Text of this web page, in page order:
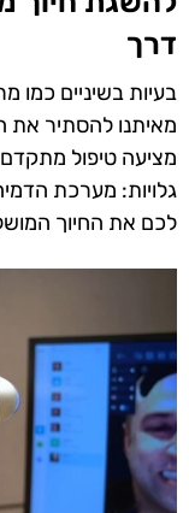
דרך
בעיות בשיניים כמו
מאיתנו להסתיר
מציעה טיפול
גלויות: מערכת
לכם את החיוך